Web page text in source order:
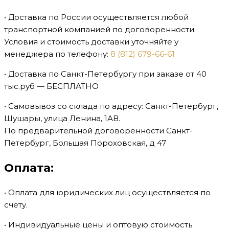
• Доставка по России осуществляется любой
транспортной компанией по договоренности.
Условия и стоимость доставки уточняйте у
менеджера по телефону: 8 (812) 679-66-61
• Доставка по Санкт-Петербургу при заказе от 40
тыс.руб — БЕСПЛАТНО
•⁠ ⁠Самовывоз со склада по адресу: Санкт-Петербург,
Шушары, улица Ленина, 1АВ.
По предварительной договоренности Санкт-
Петербург, Большая Пороховская, д 47
Оплата:
• Оплата для юридических лиц осуществляется по
счету.
• Индивидуальные цены и оптовую стоимость